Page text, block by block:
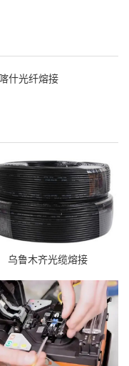
喀什光纤熔接
乌鲁木齐光缆熔接